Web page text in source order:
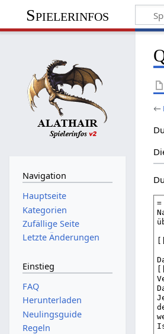
Spielerinfos
←
Navigation
Hauptseite
Kategorien
Zufällige Seite
Letzte Änderungen
Einstieg
FAQ
Herunterladen
Neulingsguide
Regeln